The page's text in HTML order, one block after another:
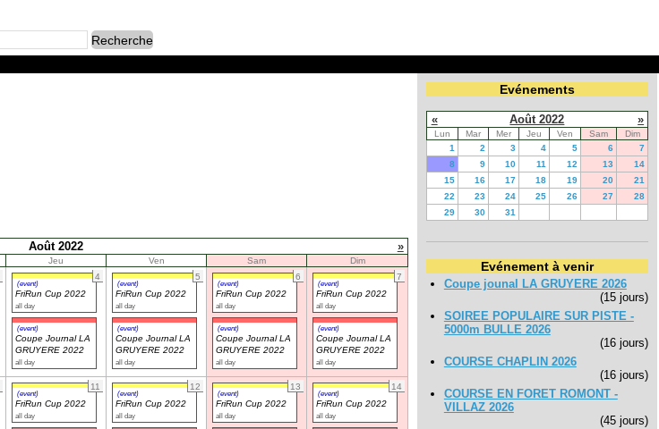
Août 2022 »
Jeu Ven Sam
Dim
4
(event)
FriRun Cup 2022
all day
(event)
Coupe Journal LA
GRUYERE 2022
all day
5
(event)
FriRun Cup 2022
all day
(event)
Coupe Journal LA
GRUYERE 2022
all day
6
(event)
FriRun Cup 2022
all day
(event)
Coupe Journal LA
GRUYERE 2022
all day
7
(event)
FriRun Cup 2022
all day
(event)
Coupe Journal LA
GRUYERE 2022
all day
11
(event)
FriRun Cup 2022
all day
12
(event)
FriRun Cup 2022
all day
13
(event)
FriRun Cup 2022
all day
14
(event)
FriRun Cup 2022
all day
Evénements
« Août 2022 »
Lun Mar Mer Jeu Ven Sam
Dim
1
2 3 4 5 6
7
8
9 10 11 12 13
14
15
16 17 18 19 20
21
22
23 24 25 26 27
28
29
30 31
Evénement à venir
Coupe jounal LA GRUYERE 2026
(15 jours)
SOIREE POPULAIRE SUR PISTE -
5000m BULLE 2026
(16 jours)
COURSE CHAPLIN 2026
(16 jours)
COURSE EN FORET ROMONT -
VILLAZ 2026
(45 jours)